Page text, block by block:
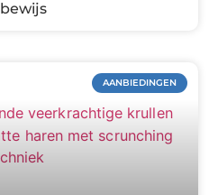
AANBIEDINGEN